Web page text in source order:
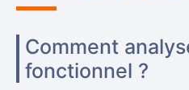
Comment
fonctionnel ?